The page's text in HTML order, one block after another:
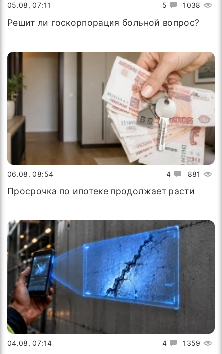
5 1038
05.08, 07:11
Решит ли госкорпорация больной вопрос?
4 881
06.08, 08:54
Просрочка по ипотеке продолжает расти
4 1359
04.08, 07:14